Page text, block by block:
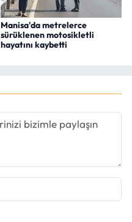
Manisa'da metrelerce
sürüklenen motosikletli
hayatını kaybetti